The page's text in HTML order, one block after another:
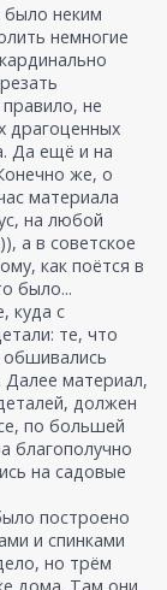
было неким
немногие
не
драгоценных
Да ещё и на
же, о
материала
на любой
а в советское
как поётся в
было...
куда с
те, что
обшивались
Далее материал,
должен
по большей
благополучно
на садовые
построено
и спинками
но трём
дома. Там они